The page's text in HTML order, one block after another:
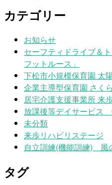
カテゴリー
お知らせ
セーフティドライブ＆
フットルース」
下松市小規模保育園 太
企業主導型保育園 さく
居宅介護支援事業所 来
放課後等デイサービス
未分類
来歩リハビリステージ
自立訓練(機能訓練) 風
タグ